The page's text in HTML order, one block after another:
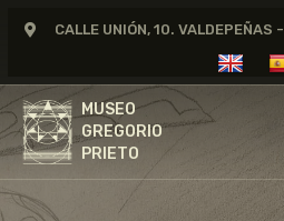
CALLE UNIÓN, 10. VALDEPEÑAS
MUSEO
GREGORIO
PRIETO
MUSEO
GREGORIO